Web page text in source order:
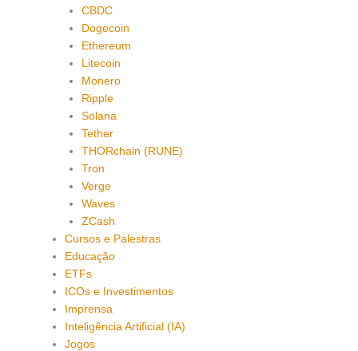
CBDC
Dogecoin
Ethereum
Litecoin
Monero
Ripple
Solana
Tether
THORchain (RUNE)
Tron
Verge
Waves
ZCash
Cursos e Palestras
Educação
ETFs
ICOs e Investimentos
Imprensa
Inteligência Artificial (IA)
Jogos